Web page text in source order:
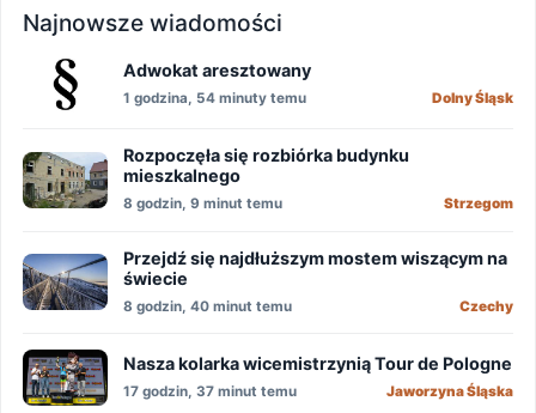
Najnowsze wiadomości
Adwokat aresztowany
1 godzina, 54 minuty temu Dolny Śląsk
Rozpoczęła się rozbiórka budynku
mieszkalnego
8 godzin, 9 minut temu Strzegom
Przejdź się najdłuższym mostem wiszącym na
świecie
8 godzin, 40 minut temu Czechy
Nasza kolarka wicemistrzynią Tour de Pologne
17 godzin, 37 minut temu Jaworzyna Śląska